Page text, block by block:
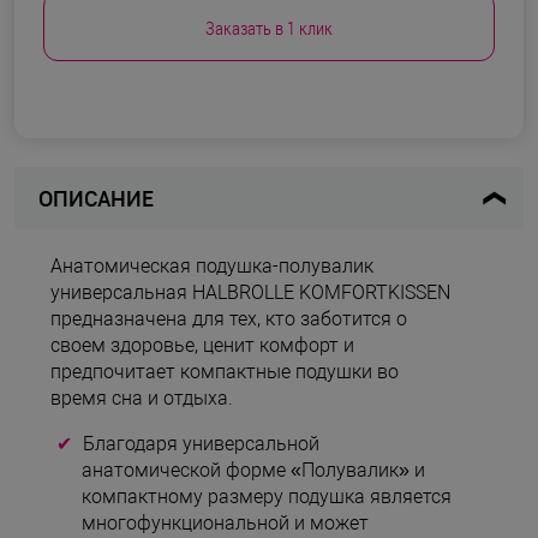
Заказать в 1 клик
ОПИСАНИЕ
Анатомическая подушка-полувалик
универсальная HALBROLLE KOMFORTKISSEN
предназначена для тех, кто заботится о
своем здоровье, ценит комфорт и
предпочитает компактные подушки во
время сна и отдыха.
Благодаря универсальной
анатомической форме «Полувалик» и
компактному размеру подушка является
многофункциональной и может